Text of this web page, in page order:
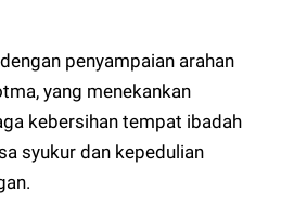
penyampaian arahan
yang menekankan
kebersihan tempat ibadah
syukur dan kepedulian